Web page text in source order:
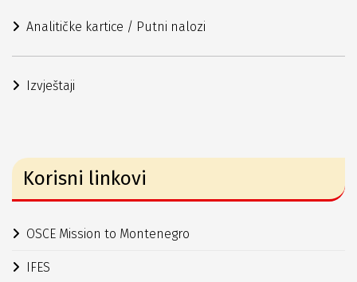
Analitičke kartice / Putni nalozi
Izvještaji
Korisni linkovi
OSCE Mission to Montenegro
IFES